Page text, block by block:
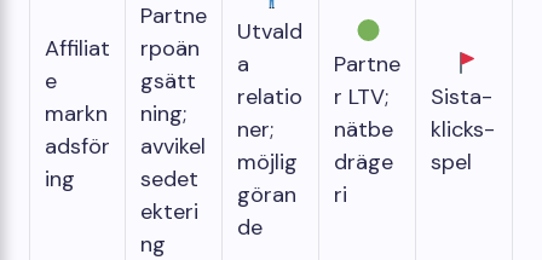
Affiliat
e
markn
adsför
ing
Partne
rpoän
gsätt
ning;
avvikel
sedet
ekteri
ng
Utvald
a
relatio
ner;
möjlig
göran
de
Partne
r LTV;
nätbe
dräge
ri
Sista-
klicks-
spel